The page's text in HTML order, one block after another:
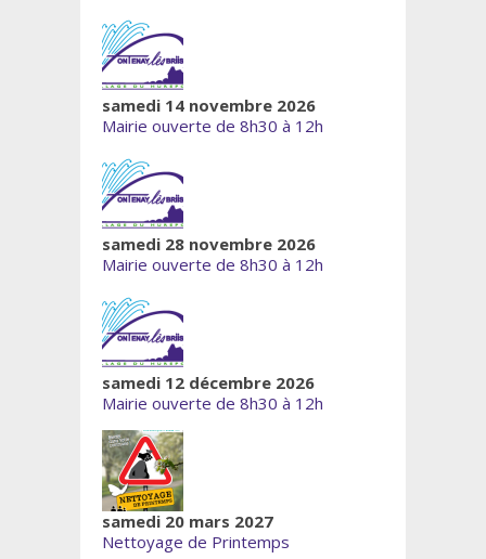
samedi 14 novembre 2026
Mairie ouverte de 8h30 à 12h
samedi 28 novembre 2026
Mairie ouverte de 8h30 à 12h
samedi 12 décembre 2026
Mairie ouverte de 8h30 à 12h
samedi 20 mars 2027
Nettoyage de Printemps